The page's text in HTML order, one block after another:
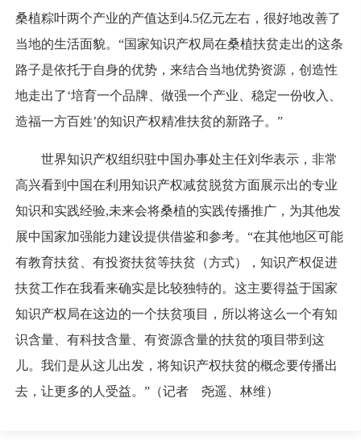
桑植粽叶两个产业的产值达到4.5亿元左右，很好地改善了
当地的生活面貌。“国家知识产权局在桑植扶贫走出的这条
路子是依托于自身的优势，来结合当地优势资源，创造性
地走出了‘培育一个品牌、做强一个产业、稳定一份收入、
造福一方百姓’的知识产权精准扶贫的新路子。”
世界知识产权组织驻中国办事处主任刘华表示，非常
高兴看到中国在利用知识产权减贫脱贫方面展示出的专业
知识和实践经验,未来会将桑植的实践传播推广，为其他发
展中国家加强能力建设提供借鉴和参考。“在其他地区可能
有教育扶贫、有投资扶贫等扶贫（方式），知识产权促进
扶贫工作在我看来确实是比较独特的。这主要得益于国家
知识产权局在这边的一个扶贫项目，所以将这么一个有知
识含量、有科技含量、有资源含量的扶贫的项目带到这
儿。我们是从这儿出发，将知识产权扶贫的概念要传播出
去，让更多的人受益。”（记者 尧遥、林维）